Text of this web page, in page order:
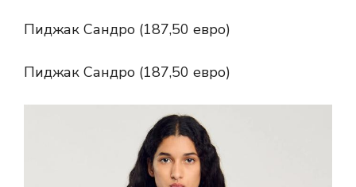
Пиджак Сандро (187,50 евро)
Пиджак Сандро (187,50 евро)